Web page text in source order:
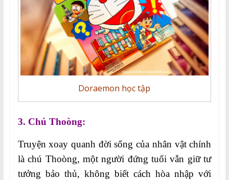
Doraemon học tập
3. Chú Thoòng:
Truyện xoay quanh đời sống của nhân vật chính
là chú Thoòng, một người đứng tuổi vẫn giữ tư
tưởng bảo thủ, không biết cách hòa nhập với